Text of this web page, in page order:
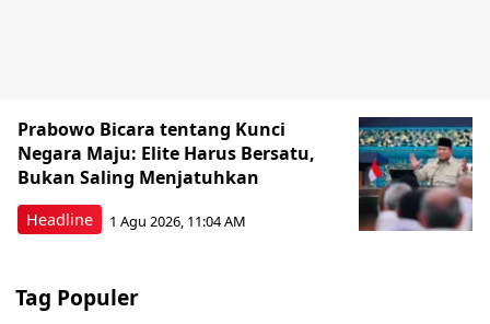
Headline
Prabowo Bicara tentang Kunci
Negara Maju: Elite Harus Bersatu,
Bukan Saling Menjatuhkan
1 Agu 2026, 11:04 AM
Tag Populer